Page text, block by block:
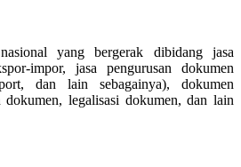
yang bergerak dibidang jasa
impor, jasa pengurusan dokumen
dan lain sebagainya), dokumen
dokumen, legalisasi dokumen, dan lain